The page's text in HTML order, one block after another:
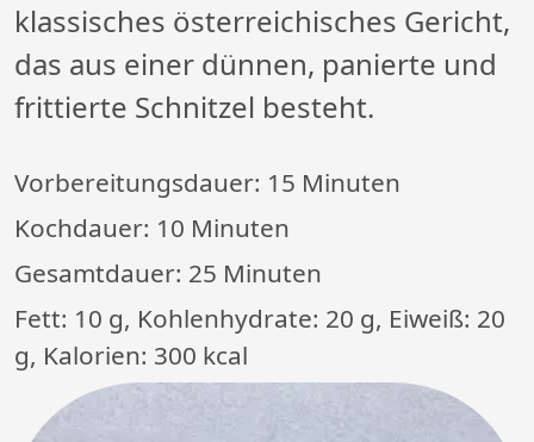
klassisches österreichisches Gericht,
das aus einer dünnen, panierte und
frittierte Schnitzel besteht.
Vorbereitungsdauer: 15 Minuten
Kochdauer: 10 Minuten
Gesamtdauer: 25 Minuten
Fett: 10 g, Kohlenhydrate: 20 g, Eiweiß: 20
g, Kalorien: 300 kcal